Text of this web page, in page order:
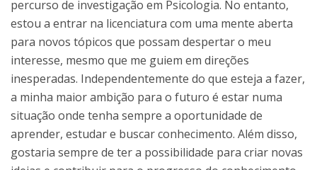
percurso de investigação em Psicologia. No entanto,
estou a entrar na licenciatura com uma mente aberta
para novos tópicos que possam despertar o meu
interesse, mesmo que me guiem em direções
inesperadas. Independentemente do que esteja a fazer,
a minha maior ambição para o futuro é estar numa
situação onde tenha sempre a oportunidade de
aprender, estudar e buscar conhecimento. Além disso,
gostaria sempre de ter a possibilidade para criar novas